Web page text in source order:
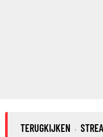
TERUGKIJKEN ·